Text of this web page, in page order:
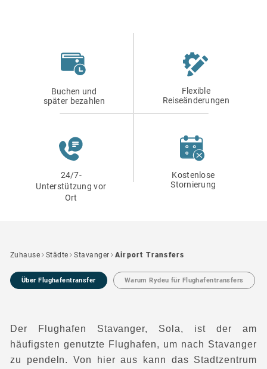
Buchen und
später bezahlen
Flexible
Reiseänderungen
Kostenlose
Stornierung
24/7-
Unterstützung vor
Ort
Zuhause Städte Stavanger Airport Transfers
Über Flughafentransfer Warum Rydeu für Flughafentransfers
Der Flughafen Stavanger, Sola, ist der am
häufigsten genutzte Flughafen, um nach Stavanger
zu pendeln. Von hier aus kann das Stadtzentrum